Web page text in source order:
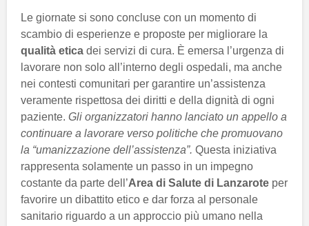
Le giornate si sono concluse con un momento di
scambio di esperienze e proposte per migliorare la
qualità etica dei servizi di cura. È emersa l’urgenza di
lavorare non solo all’interno degli ospedali, ma anche
nei contesti comunitari per garantire un’assistenza
veramente rispettosa dei diritti e della dignità di ogni
paziente. Gli organizzatori hanno lanciato un appello a
continuare a lavorare verso politiche che promuovano
la “umanizzazione dell’assistenza”. Questa iniziativa
rappresenta solamente un passo in un impegno
costante da parte dell’Area di Salute di Lanzarote per
favorire un dibattito etico e dar forza al personale
sanitario riguardo a un approccio più umano nella